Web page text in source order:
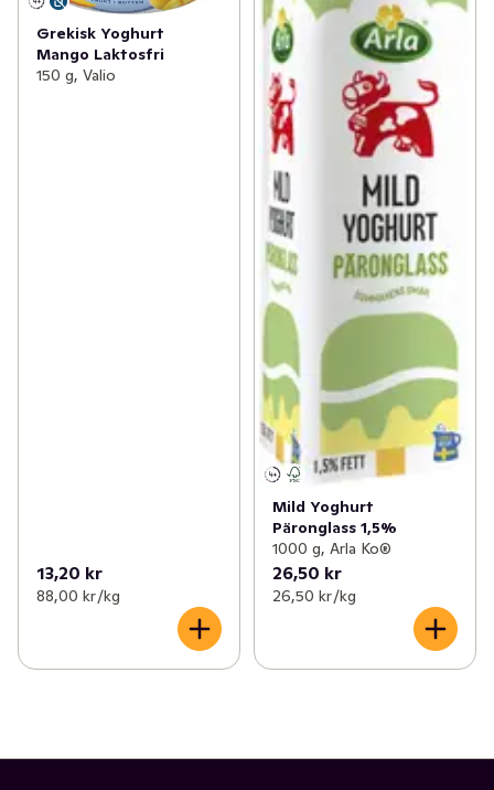
Grekisk Yoghurt
Mango Laktosfri
150 g, Valio
13,20 kr
88,00 kr /kg
Mild Yoghurt
Päronglass 1,5%
1000 g, Arla Ko®
26,50 kr
26,50 kr /kg